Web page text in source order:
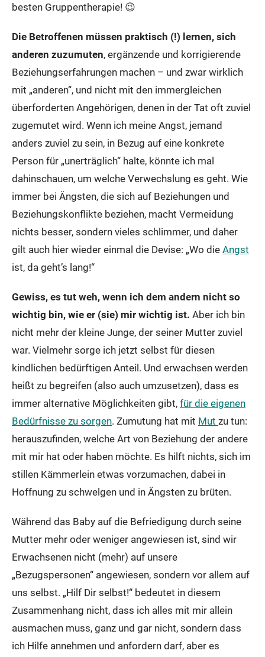
besten Gruppentherapie! 😉
Die Betroffenen müssen praktisch (!) lernen, sich
anderen zuzumuten, ergänzende und korrigierende
Beziehungserfahrungen machen – und zwar wirklich
mit „anderen“, und nicht mit den immergleichen
überforderten Angehörigen, denen in der Tat oft zuviel
zugemutet wird. Wenn ich meine Angst, jemand
anders zuviel zu sein, in Bezug auf eine konkrete
Person für „unerträglich“ halte, könnte ich mal
dahinschauen, um welche Verwechslung es geht. Wie
immer bei Ängsten, die sich auf Beziehungen und
Beziehungskonflikte beziehen, macht Vermeidung
nichts besser, sondern vieles schlimmer, und daher
gilt auch hier wieder einmal die Devise: „Wo die Angst
ist, da geht’s lang!“
Gewiss, es tut weh, wenn ich dem andern nicht so
wichtig bin, wie er (sie) mir wichtig ist. Aber ich bin
nicht mehr der kleine Junge, der seiner Mutter zuviel
war. Vielmehr sorge ich jetzt selbst für diesen
kindlichen bedürftigen Anteil. Und erwachsen werden
heißt zu begreifen (also auch umzusetzen), dass es
immer alternative Möglichkeiten gibt, für die eigenen
Bedürfnisse zu sorgen. Zumutung hat mit Mut zu tun:
herauszufinden, welche Art von Beziehung der andere
mit mir hat oder haben möchte. Es hilft nichts, sich im
stillen Kämmerlein etwas vorzumachen, dabei in
Hoffnung zu schwelgen und in Ängsten zu brüten.
Während das Baby auf die Befriedigung durch seine
Mutter mehr oder weniger angewiesen ist, sind wir
Erwachsenen nicht (mehr) auf unsere
„Bezugspersonen“ angewiesen, sondern vor allem auf
uns selbst. „Hilf Dir selbst!“ bedeutet in diesem
Zusammenhang nicht, dass ich alles mit mir allein
ausmachen muss, ganz und gar nicht, sondern dass
ich Hilfe annehmen und anfordern darf, aber es